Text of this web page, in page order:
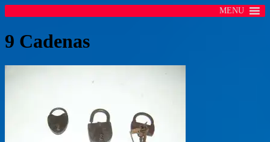
MENU
9 Cadenas